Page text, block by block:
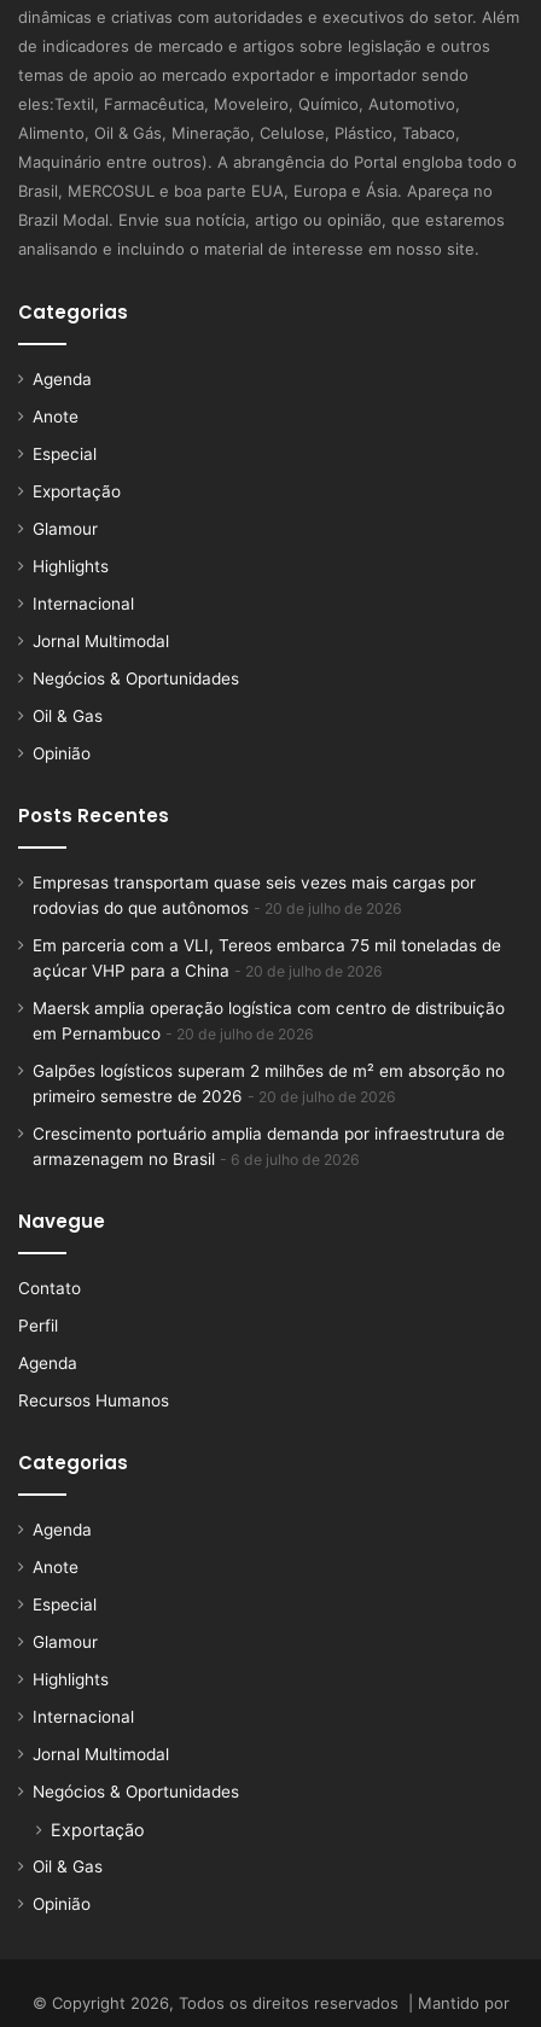
dinâmicas e criativas com autoridades e executivos do setor. Além
de indicadores de mercado e artigos sobre legislação e outros
temas de apoio ao mercado exportador e importador sendo
eles:Textil, Farmacêutica, Moveleiro, Químico, Automotivo,
Alimento, Oil & Gás, Mineração, Celulose, Plástico, Tabaco,
Maquinário entre outros). A abrangência do Portal engloba todo o
Brasil, MERCOSUL e boa parte EUA, Europa e Ásia. Apareça no
Brazil Modal. Envie sua notícia, artigo ou opinião, que estaremos
analisando e incluindo o material de interesse em nosso site.
Categorias
Agenda
Anote
Especial
Exportação
Glamour
Highlights
Internacional
Jornal Multimodal
Negócios & Oportunidades
Oil & Gas
Opinião
Posts Recentes
Empresas transportam quase seis vezes mais cargas por
rodovias do que autônomos
20 de julho de 2026
Em parceria com a VLI, Tereos embarca 75 mil toneladas de
açúcar VHP para a China
20 de julho de 2026
Maersk amplia operação logística com centro de distribuição
em Pernambuco
20 de julho de 2026
Galpões logísticos superam 2 milhões de m² em absorção no
primeiro semestre de 2026
20 de julho de 2026
Crescimento portuário amplia demanda por infraestrutura de
armazenagem no Brasil
6 de julho de 2026
Navegue
Contato
Perfil
Agenda
Recursos Humanos
Categorias
Agenda
Anote
Especial
Glamour
Highlights
Internacional
Jornal Multimodal
Negócios & Oportunidades
Exportação
Oil & Gas
Opinião
© Copyright 2026, Todos os direitos reservados | Mantido por